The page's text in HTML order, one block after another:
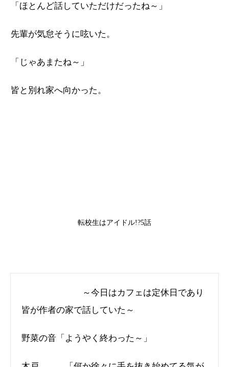
「ほとんど話していただけだったね～」
先輩が気怠そうに呟いた。
「じゃあまたね～」
皆と別れ家へ向かった。
転校生はアイドル!?5話
～今日はカフェは定休日であり
皆が作者の家で話していた～
野菜の音「ようやく終わった～」